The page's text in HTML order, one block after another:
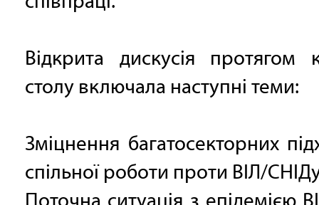
Відкрита дискусія протягом
столу включала наступні теми:
Зміцнення багатосекторних
спільної роботи проти ВІЛ/